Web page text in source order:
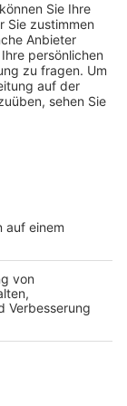
offiziellen
die
und
Angaben
setzen, dass
in der
insgesamt
und in